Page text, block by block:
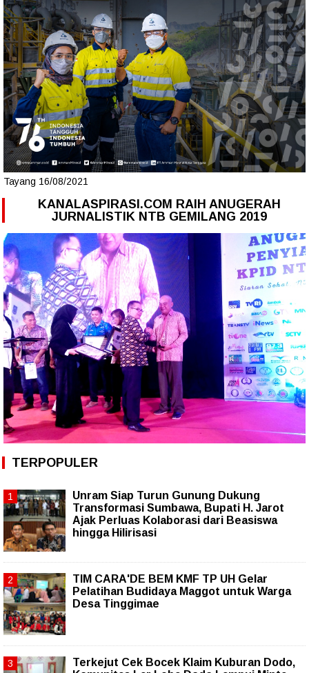
Tayang 16/08/2021
KANALASPIRASI.COM RAIH ANUGERAH
JURNALISTIK NTB GEMILANG 2019
TERPOPULER
Unram Siap Turun Gunung Dukung
Transformasi Sumbawa, Bupati H. Jarot
Ajak Perluas Kolaborasi dari Beasiswa
hingga Hilirisasi
TIM CARA'DE BEM KMF TP UH Gelar
Pelatihan Budidaya Maggot untuk Warga
Desa Tinggimae
Terkejut Cek Bocek Klaim Kuburan Dodo,